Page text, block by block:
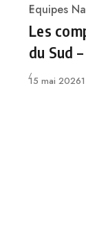
Category
Equipes
Les
du Sud
Publié
15 mai 2026